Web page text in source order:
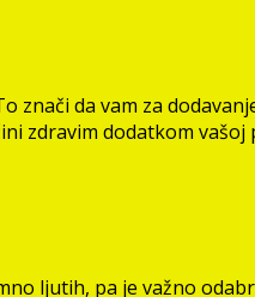
znači da vam za
zdravim dodatkom vašoj
ljutih, pa je važno